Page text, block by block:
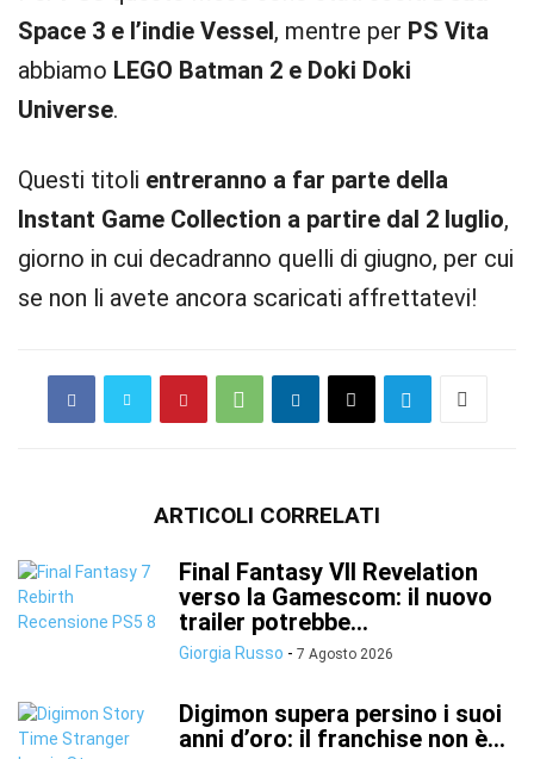
Space 3 e l’indie Vessel, mentre per PS Vita
abbiamo LEGO Batman 2 e Doki Doki
Universe.
Questi titoli entreranno a far parte della
Instant Game Collection a partire dal 2 luglio,
giorno in cui decadranno quelli di giugno, per cui
se non li avete ancora scaricati affrettatevi!
ARTICOLI CORRELATI
Final Fantasy VII Revelation
verso la Gamescom: il nuovo
trailer potrebbe...
Giorgia Russo - 7 Agosto 2026
Digimon supera persino i suoi
anni d’oro: il franchise non è...